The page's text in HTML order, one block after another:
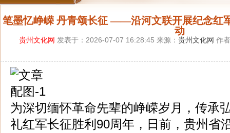
笔墨忆峥嵘 丹青颂长征 ——沿河文联开展纪念红
动
贵州文化网 发表于：2026-07-07 16:28:45 来源： 贵州文化网 作
为深切缅怀革命先辈的峥嵘岁月，传承
礼红军长征胜利90周年，日前，贵州省